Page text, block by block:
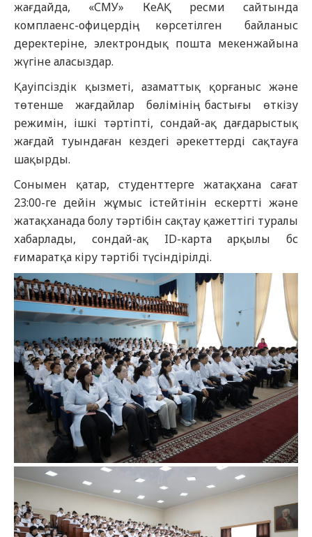
жағдайда, «СМУ» КеАҚ ресми сайтында
комплаенс-офицердің көрсетілген байланыс
деректеріне, электрондық пошта мекенжайына
жүгіне аласыздар.
Қауіпсіздік қызметі, азаматтық қорғаныс және
төтенше жағдайлар бөлімінің бастығы өткізу
режимін, ішкі тәртіпті, сондай-ақ дағдарыстық
жағдай туындаған кездегі әрекеттерді сақтауға
шақырды.
Сонымен қатар, студенттерге жатақхана сағат
23:00-ге дейін жұмыс істейтінін ескертті және
жатақханада болу тәртібін сақтау қажеттігі туралы
хабарлады, сондай-ақ ID-карта арқылы бс
ғимаратқа кіру тәртібі түсіндірілді.